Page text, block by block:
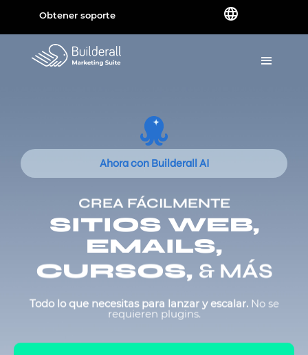
Obtener soporte
Ahora con Builderall AI
CREA FÁCILMENTE
SITIOS WEB,
EMAILS,
CURSOS, & MÁS
Todo lo que necesitas para lanzar y escalar.No se
requieren plugins.